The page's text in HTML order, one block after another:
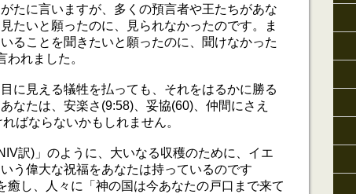
たに言いますが、多くの預言者や王たちがあな
たいと願ったのに、見られなかったのです。ま
ることを聞きたいと願ったのに、聞けなかった
れました。
に見える犠牲を払っても、それをはるかに勝る
なたは、安楽さ(9:58)、妥協(60)、仲間にさえ
ばならないかもしれません。
訳)」のように、大いなる収穫のために、イエ
う偉大な祝福をあなたは持っているのです
癒し、人々に「神の国は今あなたの戸口まで来て